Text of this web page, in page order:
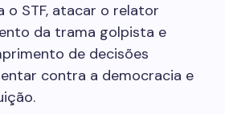
STF, atacar o relator
da trama golpista e
de decisões
contra a democracia e